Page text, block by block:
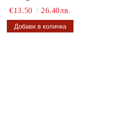
€13.50
26.40лв.